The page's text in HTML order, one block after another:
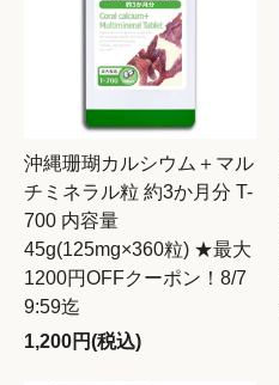
沖縄珊瑚カルシウム＋マル
チミネラル粒 約3か月分 T-
700 内容量
45g(125mg×360粒) ★最大
1200円OFFクーポン！8/7
9:59迄
1,200円(税込)